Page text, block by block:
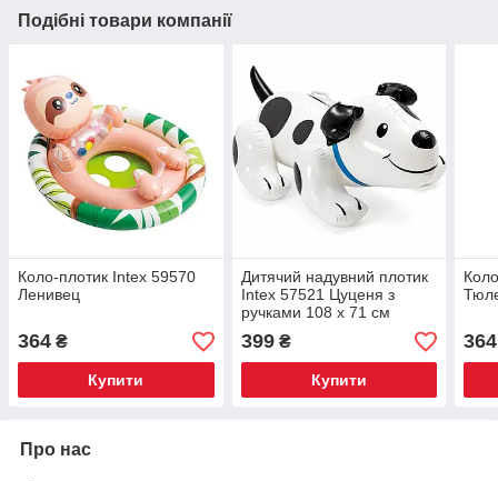
Подібні товари компанії
Коло-плотик Intex 59570
Ленивец
364 ₴
Купити
Дитячий надувний плотик
Intex 57521 Цуценя з
ручками 108 х 71 см
399₴
Купити
364
Про нас